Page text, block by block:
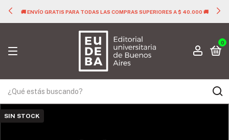
🚚 ENVÍO GRATIS PARA TODAS LAS COMPRAS SUPERIORES A $ 40.000 🚚
0
SIN STOCK